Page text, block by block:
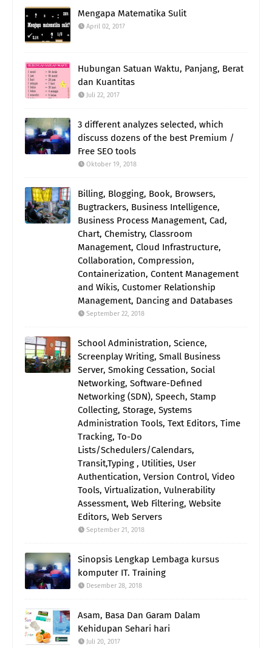
Mengapa Matematika Sulit
April 02, 2017
Hubungan Satuan Waktu, Panjang, Berat
dan Kuantitas
Juli 22, 2017
3 different analyzes selected, which
discuss dozens of the best Premium /
Free SEO tools
Oktober 19, 2018
Billing, Blogging, Book, Browsers,
Bugtrackers, Business Intelligence,
Business Process Management, Cad,
Chart, Chemistry, Classroom
Management, Cloud Infrastructure,
Collaboration, Compression,
Containerization, Content Management
and Wikis, Customer Relationship
Management, Dancing and Databases
September 22, 2018
School Administration, Science,
Screenplay Writing, Small Business
Server, Smoking Cessation, Social
Networking, Software-Defined
Networking (SDN), Speech, Stamp
Collecting, Storage, Systems
Administration Tools, Text Editors, Time
Tracking, To-Do
Lists/Schedulers/Calendars,
Transit,Typing , Utilities, User
Authentication, Version Control, Video
Tools, Virtualization, Vulnerability
Assessment, Web Filtering, Website
Editors, Web Servers
September 21, 2018
Sinopsis Lengkap Lembaga kursus
komputer IT. Training
Desember 28, 2018
Asam, Basa Dan Garam Dalam
Kehidupan Sehari hari
Juli 20, 2017